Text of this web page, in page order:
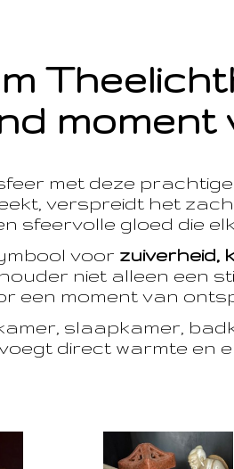
moment
met deze prachtige
verspreidt het
sfeervolle gloed die
voor zuiverheid,
niet alleen een
een moment van
slaapkamer,
direct warmte en